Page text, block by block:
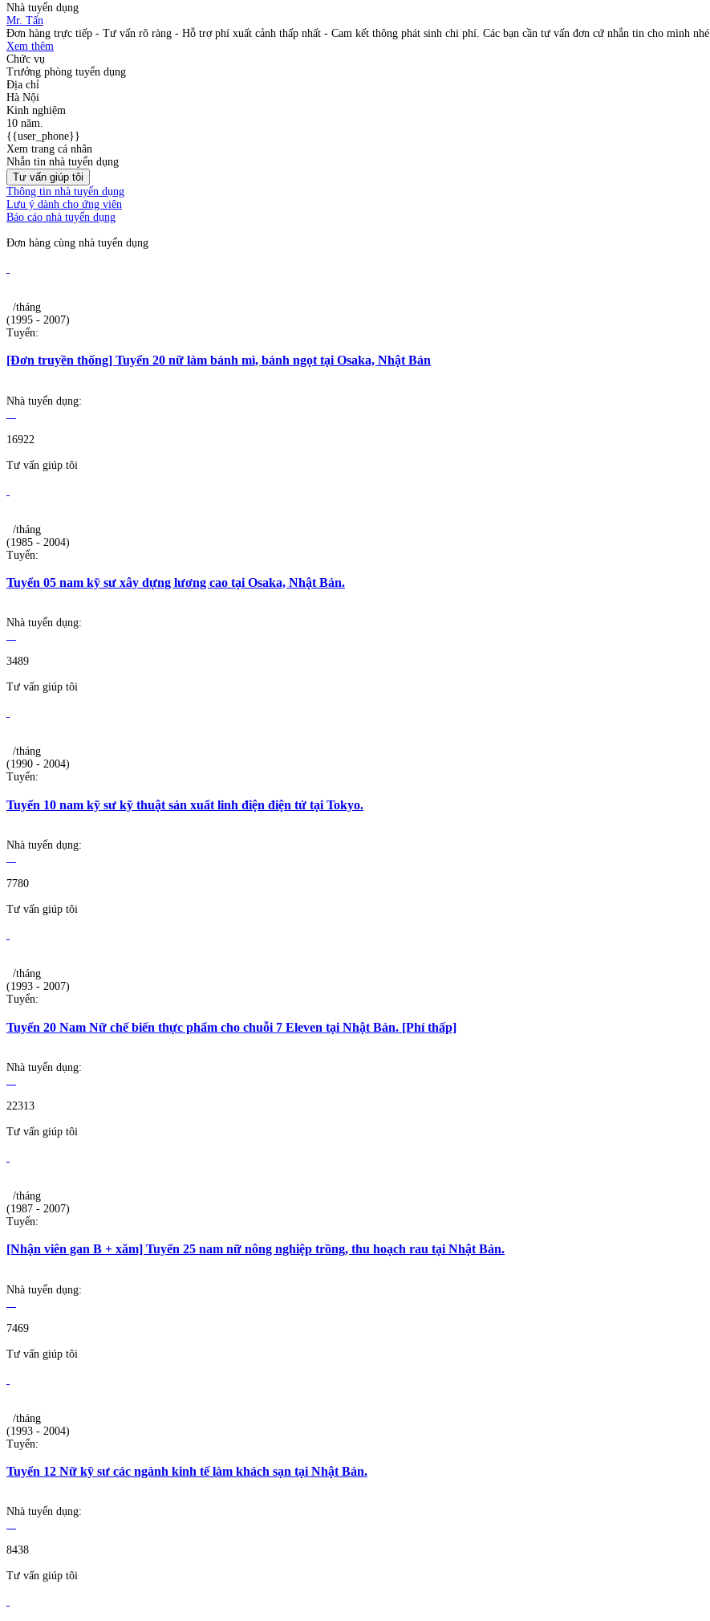
Nhà tuyển dụng
Mr. Tấn
Đơn hàng trực tiếp - Tư vấn rõ ràng - Hỗ trợ phí xuất cảnh thấp nhất - Cam kết thông phát sinh chi phí. Các bạn cần tư vấn đơn cứ nhắn tin cho mình nhé.
Xem thêm
Chức vụ
Trưởng phòng tuyển dụng
Địa chỉ
Hà Nội
Kinh nghiệm
10 năm.
{{user_phone}}
Xem trang cá nhân
Nhắn tin nhà tuyển dụng
Tư vấn giúp tôi
Thông tin nhà tuyển dụng
Lưu ý dành cho ứng viên
Báo cáo nhà tuyển dụng
Đơn hàng cùng nhà tuyển dụng
/tháng
(1995 - 2007)
Tuyển:
[Đơn truyền thống] Tuyển 20 nữ làm bánh mì, bánh ngọt tại Osaka, Nhật Bản
Nhà tuyển dụng:
16922
Tư vấn giúp tôi
/tháng
(1985 - 2004)
Tuyển:
Tuyển 05 nam kỹ sư xây dựng lương cao tại Osaka, Nhật Bản.
Nhà tuyển dụng:
3489
Tư vấn giúp tôi
/tháng
(1990 - 2004)
Tuyển:
Tuyển 10 nam kỹ sư kỹ thuật sản xuất linh điện điện tử tại Tokyo.
Nhà tuyển dụng:
7780
Tư vấn giúp tôi
/tháng
(1993 - 2007)
Tuyển:
Tuyển 20 Nam Nữ chế biến thực phẩm cho chuỗi 7 Eleven tại Nhật Bản. [Phí thấp]
Nhà tuyển dụng:
22313
Tư vấn giúp tôi
/tháng
(1987 - 2007)
Tuyển:
[Nhận viên gan B + xăm] Tuyển 25 nam nữ nông nghiệp trồng, thu hoạch rau tại Nhật Bản.
Nhà tuyển dụng:
7469
Tư vấn giúp tôi
/tháng
(1993 - 2004)
Tuyển:
Tuyển 12 Nữ kỹ sư các ngành kinh tế làm khách sạn tại Nhật Bản.
Nhà tuyển dụng:
8438
Tư vấn giúp tôi